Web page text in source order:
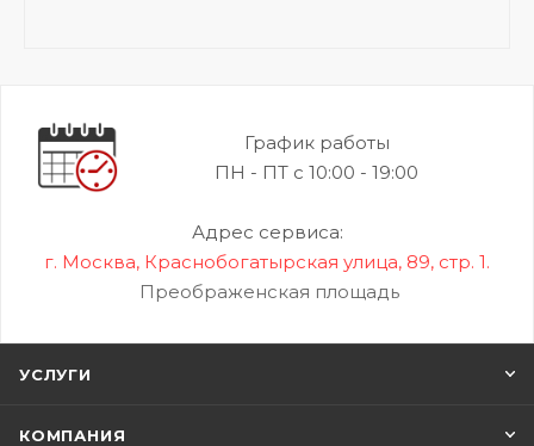
График работы
ПН - ПТ с 10:00 - 19:00
Адрес сервиса:
г. Москва, Краснобогатырская улица, 89, стр. 1.
Преображенская площадь
УСЛУГИ
КОМПАНИЯ